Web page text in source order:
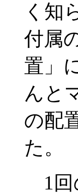
く知
付属
置」
んと
の配
た。
1回